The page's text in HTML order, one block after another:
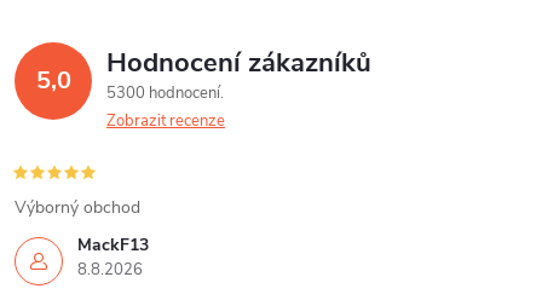
5,0 Hodnocení zákazníků
5300 hodnocení
Zobrazit recenze
MackF13
8.8.2026
Výborný obchod